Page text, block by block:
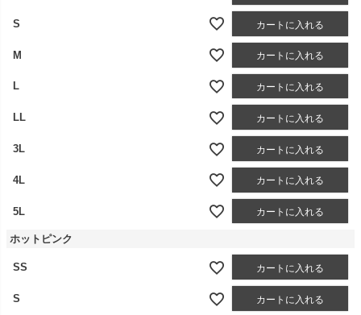
S カートに入れる
M カートに入れる
L カートに入れる
LL カートに入れる
3L カートに入れる
4L カートに入れる
5L カートに入れる
ホットピンク
SS カートに入れる
S カートに入れる